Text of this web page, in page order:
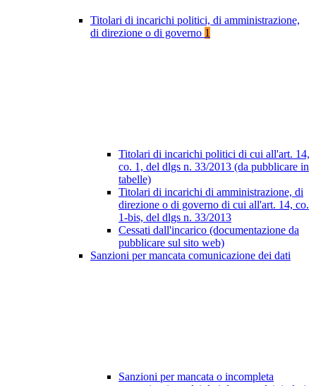
Titolari di incarichi politici, di amministrazione,
di direzione o di governo 1
Titolari di incarichi politici di cui all'art. 14,
co. 1, del dlgs n. 33/2013 (da pubblicare in
tabelle)
Titolari di incarichi di amministrazione, di
direzione o di governo di cui all'art. 14, co.
1-bis, del dlgs n. 33/2013
Cessati dall'incarico (documentazione da
pubblicare sul sito web)
Sanzioni per mancata comunicazione dei dati
Sanzioni per mancata o incompleta